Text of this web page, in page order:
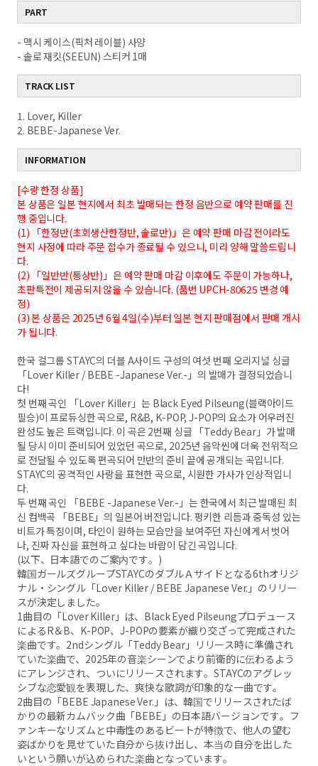
PART
- 맥시 케이스(픽처 레이블) 사양
- 솔로 재킷(SEEUN) 스티커 1매
TRACK LIST
1. Lover, Killer
2. BEBE-Japanese Ver.
INFORMATION
[수량 한정 상품]
본 상품은 일본 현지에서 최초 발매되는 한정 음반으로 예약 판매를 진
행 중입니다.
(1) 「한정반(초회생산한정반, 솔로반)」은 예약 판매 마감 전이라도
현지 사정에 따라 주문 접수가 종료될 수 있으니, 미리 양해 말씀드립니
다.
(2) 「일반반(통상반)」은 예약 판매 마감 이후에도 주문이 가능하나,
초판특전이 제공되지 않을 수 있습니다. (품번 UPCH-80625 변경 예
정)
(3) 본 상품은 2025년 6월 4일(수)부터 일본 현지 판매점에서 판매 개시
가 됩니다.
한국 걸그룹 STAYC의 더블 A사이드 구성의 여섯 번째 오리지널 싱글
「Lover Killer / BEBE -Japanese Ver.-」의 발매가 결정되었습니
다!
첫 번째 곡인 「Lover Killer」는 Black Eyed Pilseung(블랙아이드
필승)이 프로듀싱한 곡으로, R&B, K-POP, J-POP의 요소가 어우러진
완성도 높은 트랙입니다. 이 곡은 2번째 싱글 「Teddy Bear」가 발매
될 당시 이미 준비되어 있었던 곡으로, 2025년 음악씬에 더욱 전위적으
로 전달될 수 있도록 편곡되어 만반의 준비 끝에 공개되는 곡입니다.
STAYC의 공격적인 사랑을 표현한 곡으로, 시원한 가사가 인상적입니
다.
두 번째 곡인 「BEBE -Japanese Ver.-」는 한국에서 최근 발매된 최
신 컴백곡 「BEBE」의 일본어 버전입니다. 펑키한 리듬과 중독성 있는
비트가 특징이며, 타인이 원하는 모습만을 보여주던 자신에게서 벗어
나, 진짜 자신을 표현하고 싶다는 바람이 담긴 곡입니다.
(以下、日本語でのご案内です。)
韓国ガールズグループSTAYCのダブルＡサイドとなる6thオリジ
ナル・シングル「Lover Killer / BEBE Japanese Ver.」のリリー
スが決定しました。
1曲目の「Lover Killer」は、Black Eyed Pilseungプロデュース
によるR＆B、K-POP、J-POPの要素が織り交ざって完成された
楽曲です。2ndシングル「Teddy Bear」リリース時に準備され
ていた楽曲で、2025年の音楽シーンでより前衛的に伝わるよう
にアレンジされ、ついにリリースされます。STAYCのアグレッ
シブな恋愛観を表現した、爽快な歌詞が印象的な一曲です。
2曲目の「BEBE Japanese Ver.」は、韓国でリリースされたば
かりの最新カムバック曲「BEBE」の日本語バージョンです。フ
ァンキーなリズムと中毒性のあるビートが特徴で、他人の望む
姿ばかりを見せていた自分から抜け出し、本当の自分を出した
いという願いが込められた楽曲となっています。